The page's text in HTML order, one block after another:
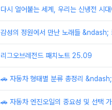
다시 얼어붙는 세계, 우리는 신냉전 시
감성의 정원에서 만난 노래들 &ndash;
리그오브레전드 패치노트 25.09
🚗 자동차 형태별 분류 총정리
🚗 자동차 엔진오일의 중요성 및 선택